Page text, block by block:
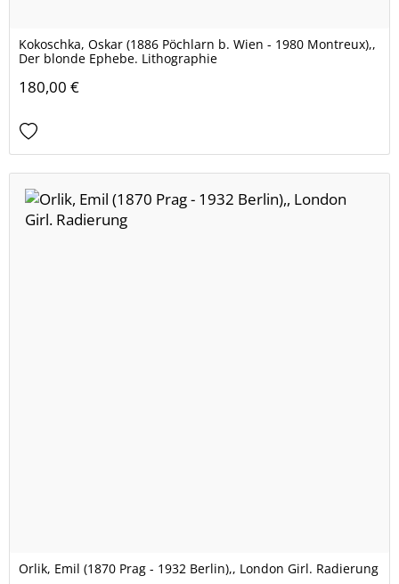
Kokoschka, Oskar (1886 Pöchlarn b. Wien - 1980 Montreux),,
Der blonde Ephebe. Lithographie
180,00 €
Orlik, Emil (1870 Prag - 1932 Berlin),, London Girl. Radierung